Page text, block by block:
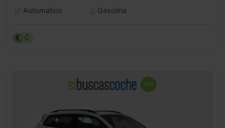
Automático
Gasolina
C